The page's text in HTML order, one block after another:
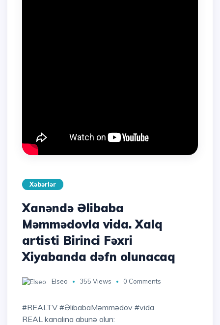
Xəbərlər
Xanəndə Əlibaba
Məmmədovla vida. Xalq
artisti Birinci Fəxri
Xiyabanda dəfn olunacaq
Elseo 355 Views 0 Comments
#REALTV #ƏlibabaMəmmədov #vida
REAL kanalına abunə olun: